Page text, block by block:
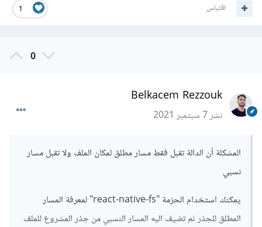
1 اقتباس
0
Belkacem Rezzouk
نشر7 سبتمبر 2021
المشكلة أن الدالة تقبل فقط مسار مطلق لمكان الملف ولا تقبل مسار
نسبي
يمكنك استخدام الحزمة "react-native-fs" لمعرفة المسار
المطلق للجذر ثم تضيف اليه المسار النسبي من جذر المشروع للملف